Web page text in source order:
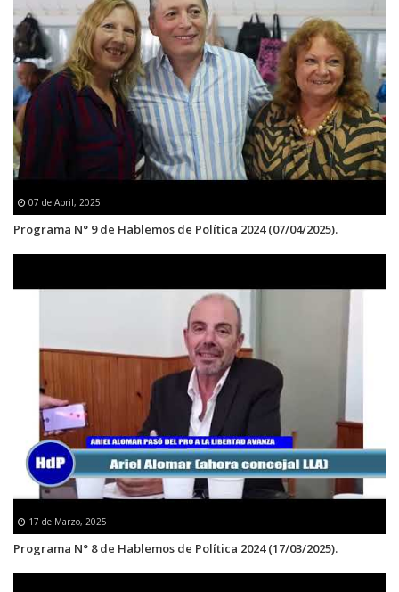
07 de Abril, 2025
Programa N° 9 de Hablemos de Política 2024 (07/04/2025).
17 de Marzo, 2025
Programa N° 8 de Hablemos de Política 2024 (17/03/2025).